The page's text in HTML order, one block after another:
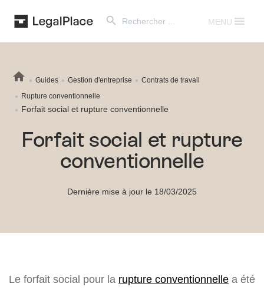
for:
MENU
Guides Gestion d'entreprise
Contrats de travail
Rupture conventionnelle
Forfait social et rupture conventionnelle
Forfait social et rupture
conventionnelle
Dernière mise à jour le 18/03/2025
Le forfait social pour la rupture conventionnelle a été